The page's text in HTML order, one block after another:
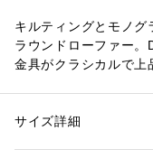
キルティングとモノグ
ラウンドローファー
金具がクラシカルで上
性別：レディース
素材：合成繊維
サイズ詳細